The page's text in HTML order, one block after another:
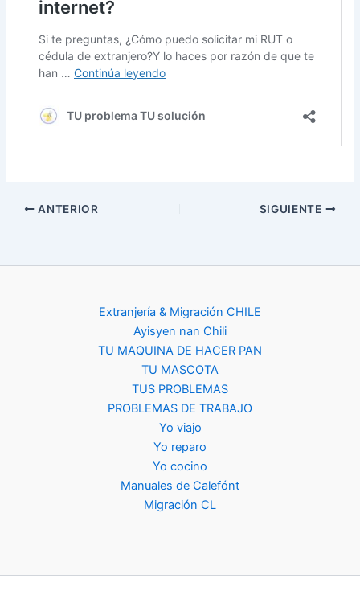
ANTERIOR SIGUIENTE
Extranjería & Migración CHILE
Ayisyen nan Chili
TU MAQUINA DE HACER PAN
TU MASCOTA
TUS PROBLEMAS
PROBLEMAS DE TRABAJO
Yo viajo
Yo reparo
Yo cocino
Manuales de Calefónt
Migración CL